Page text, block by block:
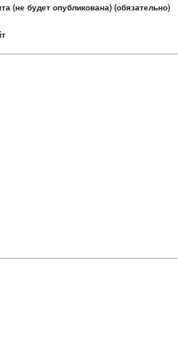
(не будет опубликована) (обязательно)